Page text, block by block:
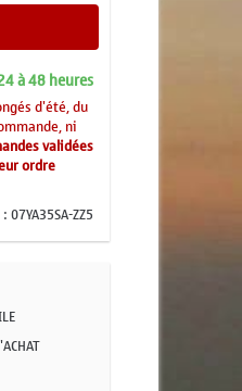
à 48 heures
d'été, du
ni
validées
ordre
:07YA35SA-ZZ5